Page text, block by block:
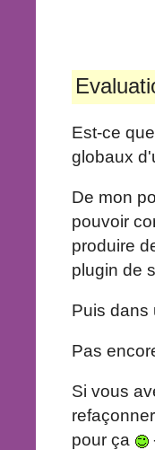
Est-ce
globaux
De mon
pouvoir
produire
plugin de
Puis dans
Pas
Si vous
pour ça